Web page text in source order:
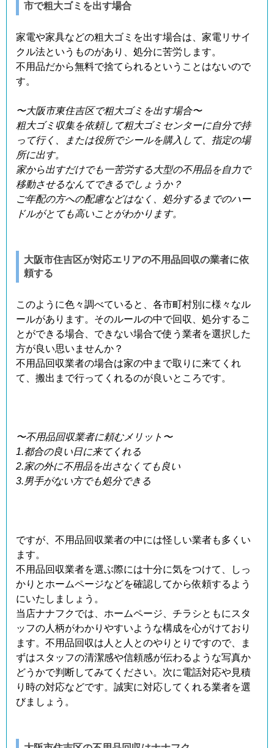
市で粗大ゴミを出す場合
家電や家具などの粗大ゴミを出す場合は、家電リサイ
クル法というものがあり、処分に苦労します。
不用品だから無料で捨てられるということはないので
す。
〜大阪市東住吉区で粗大ゴミを出す場合〜
粗大ゴミ収集を依頼して粗大ゴミセンターに自分で持
って行く、または役所でシールを購入して、指定の場
所に出す。
家から出すだけでも一苦労する大型の不用品を自力で
移動させるなんてできるでしょうか？
ご年配の方への配慮などはなく、処分するまでのハー
ドルがとても高いことがわかります。
大阪市住吉区が対応エリアの不用品回収の業者に依
頼する
このように色々調べていると、各市町村別に様々なル
ールがあります。そのルールの中で回収、処分するこ
とができる場合、できない場合で使う業者を選択した
方が良い思いませんか？
不用品回収業者の場合は家の中まで取りに来てくれ
て、搬出まで行ってくれるのが良いところです。
〜不用品回収業者に頼むメリット〜
1.都合の良い日に来てくれる
2.家の外に不用品を出さなくても良い
3.男手がない方でも処分できる
ですが、不用品回収業者の中には怪しい業者も多くい
ます。
不用品回収業者を選ぶ際には十分に気をつけて、しっ
かりとホームページなどを確認してから依頼するよう
にいたしましょう。
当店ナナフクでは、ホームページ、チラシともにスタ
ッフの人柄がわかりやすいような構成を心がけており
ます。不用品回収は人と人とのやりとりですので、ま
ずはスタッフの清潔感や信頼感が伝わるような写真か
どうかで判断してみてください。次に電話対応や見積
り時の対応などです。誠実に対応してくれる業者を選
びましょう。